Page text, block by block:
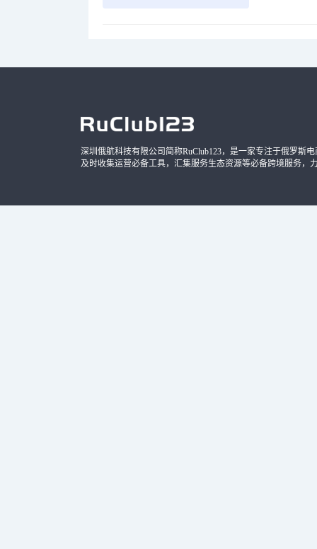
深圳俄航科技有限公司简称RuClub123，是一家专注于俄罗斯
及时收集运营必备工具，汇集服务生态资源等必备跨境服务，